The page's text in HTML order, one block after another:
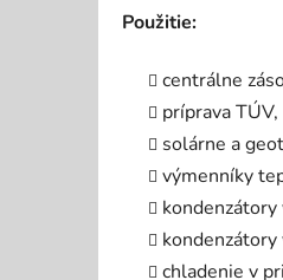
Použitie:
centrálne
príprava TÚV,
solárne a
výmenníky
kondenzátory
chladenie v